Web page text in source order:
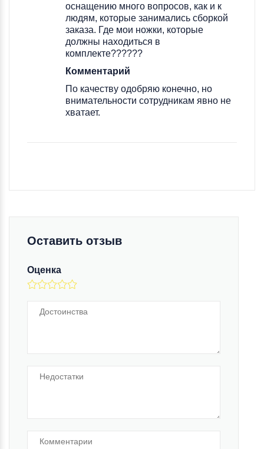
оснащению много вопросов, как и к
людям, которые занимались сборкой
заказа. Где мои ножки, которые
должны находиться в
комплекте??????
Комментарий
По качеству одобряю конечно, но
внимательности сотрудникам явно не
хватает.
Оставить отзыв
Оценка